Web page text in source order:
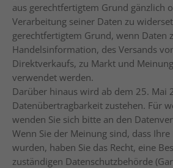
aus gerechtfertigtem Grund gänzlich
Verarbeitung seiner Daten zu
gerechtfertigtem Grund, wenn Daten
Handelsinformation, des Versands
Direktverkaufs, zu Markt und
verwendet werden.
Darüber hinaus wird ab dem 25. Mai
Datenübertragbarkeit zustehen. Für
wenden Sie sich bitte an den
Wenn Sie der Meinung sind, dass
wurden, haben Sie das Recht, eine
zuständigen Datenschutzbehörde